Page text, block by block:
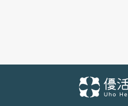
的常規檢驗中檢測血球上的A、B抗
為A型，與抗B血清反應為B型，兩